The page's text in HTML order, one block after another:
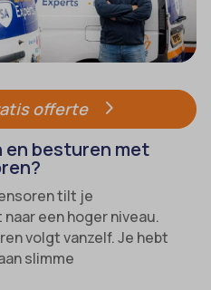
offerte
en besturen met
tilt je
een hoger niveau.
volgt vanzelf. Je hebt
slimme